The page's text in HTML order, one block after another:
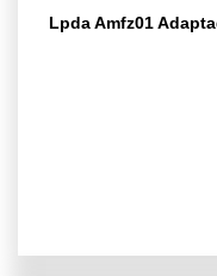
Lpda Amfz01